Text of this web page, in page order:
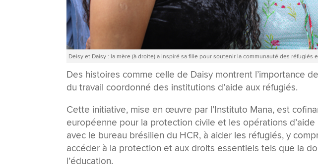
Deisy et Daisy : la mère (à droite) a inspiré sa fille pour soutenir la communauté des réfugiés
Des histoires comme celle de Daisy montrent l’importance
du travail coordonné des institutions d’aide aux réfugiés.
Cette initiative, mise en œuvre par l’Instituto Mana, est
européenne pour la protection civile et les opérations
avec le bureau brésilien du HCR, à aider les réfugiés, y
accéder à la protection et aux droits essentiels tels que la
l’éducation.